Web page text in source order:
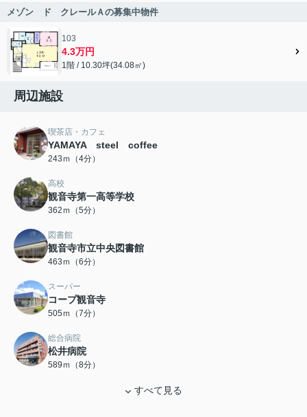
メゾン ド クレールＡの募集中物件
103
4.3万円
1階 / 10.30坪(34.08㎡)
周辺施設
喫茶店・カフェ
YAMAYA steel coffee
243ｍ（4分）
高校
観音寺第一高等学校
362ｍ（5分）
図書館
観音寺市立中央図書館
463ｍ（6分）
スーパー
コープ観音寺
505ｍ（7分）
総合病院
松井病院
589ｍ（8分）
すべて見る